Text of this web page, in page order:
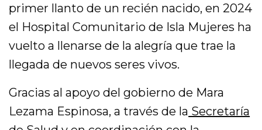
primer llanto de un recién nacido, en 2024
el Hospital Comunitario de Isla Mujeres ha
vuelto a llenarse de la alegría que trae la
llegada de nuevos seres vivos.
Gracias al apoyo del gobierno de Mara
Lezama Espinosa, a través de la Secretaría